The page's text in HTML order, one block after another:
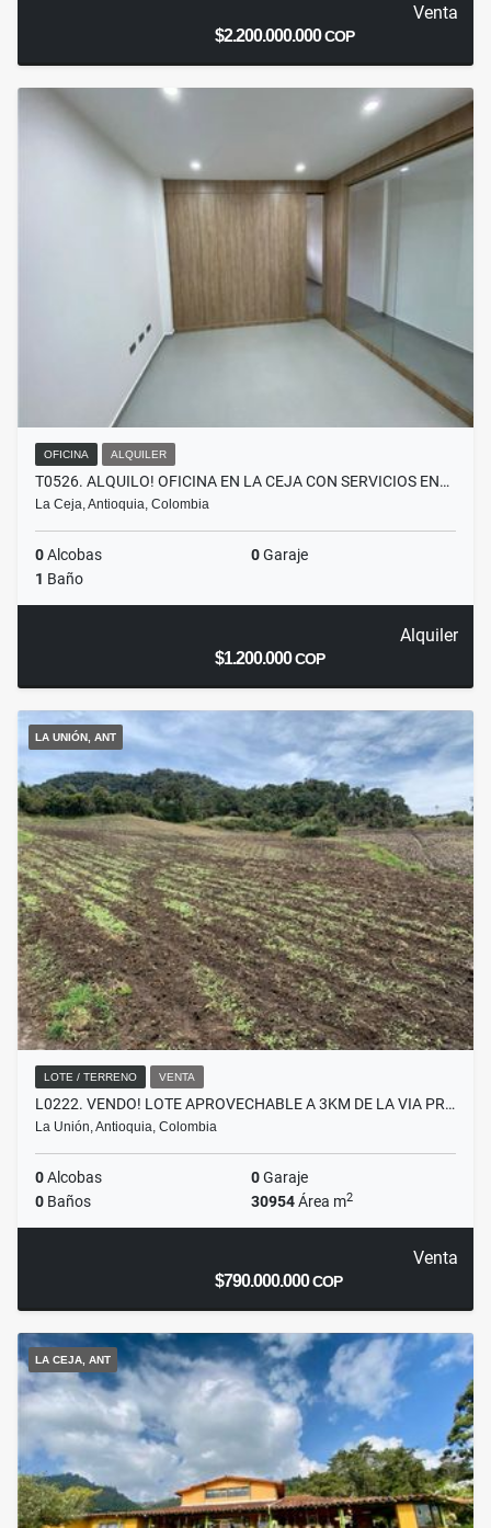
Venta
$2.200.000.000COP
OFICINA ALQUILER
T0526. ALQUILO! OFICINA EN LA CEJA CON SERVICIOS EN…
La Ceja, Antioquia, Colombia
0Alcobas 0Garaje
1 Baño
Alquiler
$1.200.000COP
LA UNIÓN, ANT
LOTE / TERRENO VENTA
L0222. VENDO! LOTE APROVECHABLE A 3KM DE LA VIA PR…
La Unión, Antioquia, Colombia
0Alcobas 0Garaje
0 Baños 30954Área m2
Venta
$790.000.000COP
LA CEJA, ANT